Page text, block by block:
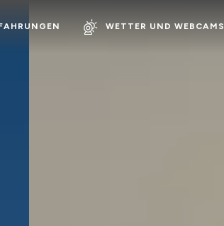
WETTER UND WEBCAMS